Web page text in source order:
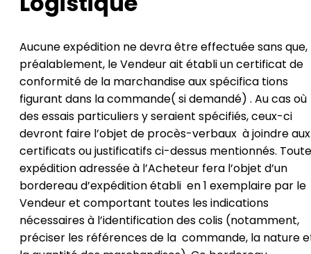
Aucune expédition ne devra être effectuée sans que,
préalablement, le Vendeur ait établi un certificat de
conformité de la marchandise aux spécifica tions
figurant dans la commande( si demandé) . Au cas où
des essais particuliers y seraient spécifiés, ceux-ci
devront faire l’objet de procès-verbaux à joindre aux
certificats ou justificatifs ci-dessus mentionnés. Toute
expédition adressée à l’Acheteur fera l’objet d’un
bordereau d’expédition établi en 1 exemplaire par le
Vendeur et comportant toutes les indications
nécessaires à l’identification des colis (notamment,
préciser les références de la commande, la nature